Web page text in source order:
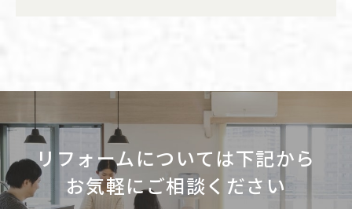
リフォームについては下記から
お気軽にご相談ください